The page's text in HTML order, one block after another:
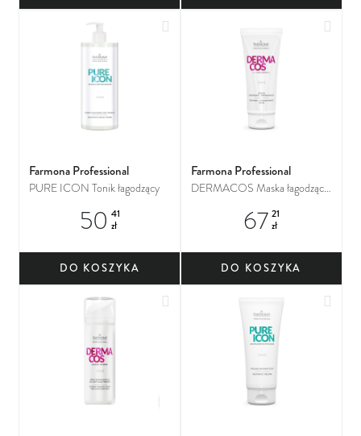
Farmona Professional
PURE ICON Tonik łagodzący
50 41
zł
DO KOSZYKA
Farmona Professional
DERMACOS Maska łagodząco
67 21
zł
DO KOSZYKA